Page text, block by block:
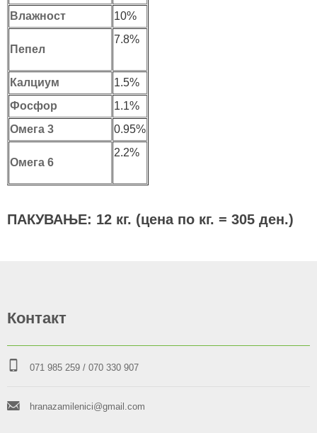
Влажност
10%
Пепел
7.8%
Калциум
1.5%
Фосфор
1.1%
Омега 3
0.95%
Омега 6
2.2%
ПАКУВАЊЕ: 12 кг. (цена по кг. = 305 ден.)
Контакт
071 985 259 / 070 330 907
hranazamilenici@gmail.com